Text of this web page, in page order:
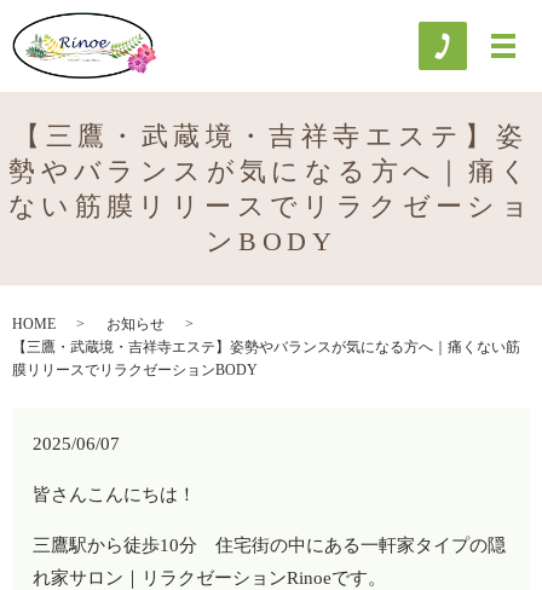
【三鷹・武蔵境・吉祥寺エステ】姿
勢やバランスが気になる方へ｜痛く
ない筋膜リリースでリラクゼーショ
ンBODY
HOME
お知らせ
【三鷹・武蔵境・吉祥寺エステ】姿勢やバランスが気になる方へ｜痛くない筋
膜リリースでリラクゼーションBODY
2025/06/07
皆さんこんにちは！
三鷹駅から徒歩10分 住宅街の中にある一軒家タイプの隠
れ家サロン｜リラクゼーションRinoeです。